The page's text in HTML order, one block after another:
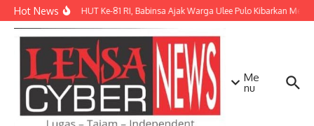
Lewati ke konten
Hot NewsSambut HUT Ke-81 RI, Babinsa Ajak Warga Ulee Pulo Kibarkan Merah
Me
nu